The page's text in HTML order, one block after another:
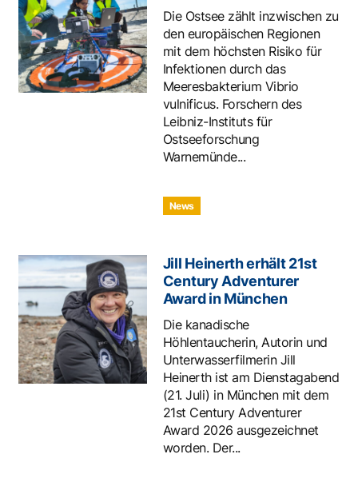
Die Ostsee zählt inzwischen zu
den europäischen Regionen
mit dem höchsten Risiko für
Infektionen durch das
Meeresbakterium Vibrio
vulnificus. Forschern des
Leibniz-Instituts für
Ostseeforschung
Warnemünde...
News
Jill Heinerth erhält 21st
Century Adventurer
Award in München
Die kanadische
Höhlentaucherin, Autorin und
Unterwasserfilmerin Jill
Heinerth ist am Dienstagabend
(21. Juli) in München mit dem
21st Century Adventurer
Award 2026 ausgezeichnet
worden. Der...